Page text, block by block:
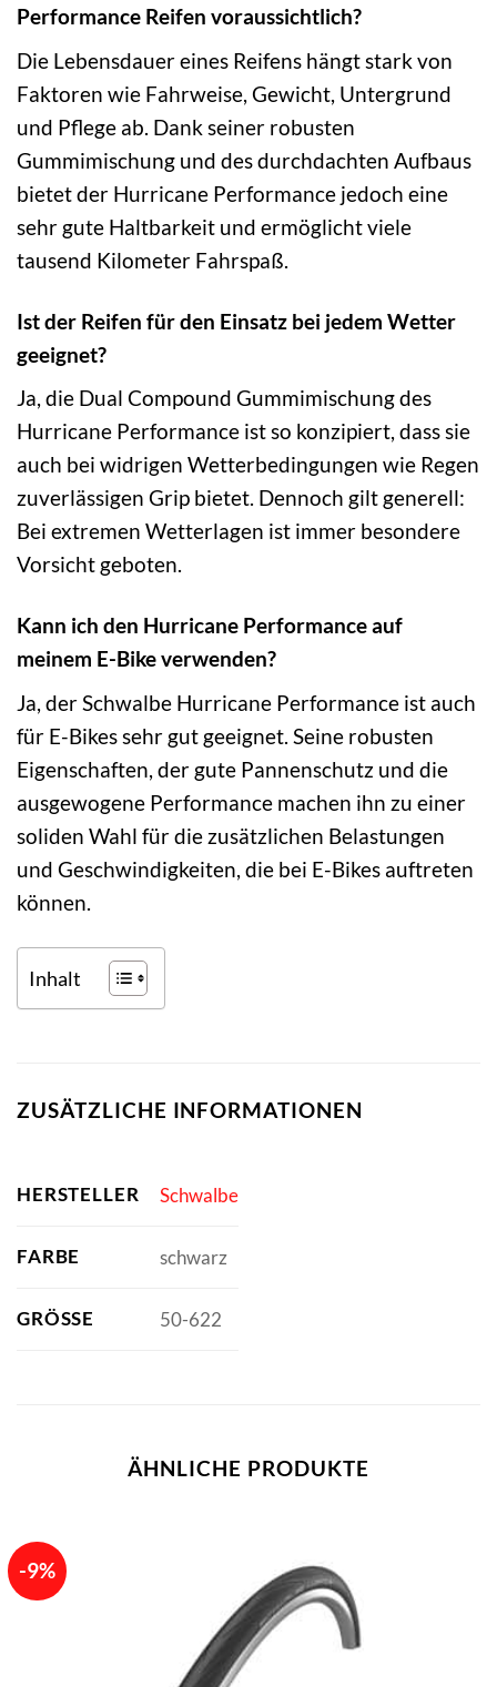
Performance Reifen voraussichtlich?
Die Lebensdauer eines Reifens hängt stark von
Faktoren wie Fahrweise, Gewicht, Untergrund
und Pflege ab. Dank seiner robusten
Gummimischung und des durchdachten Aufbaus
bietet der Hurricane Performance jedoch eine
sehr gute Haltbarkeit und ermöglicht viele
tausend Kilometer Fahrspaß.
Ist der Reifen für den Einsatz bei jedem Wetter
geeignet?
Ja, die Dual Compound Gummimischung des
Hurricane Performance ist so konzipiert, dass sie
auch bei widrigen Wetterbedingungen wie Regen
zuverlässigen Grip bietet. Dennoch gilt generell:
Bei extremen Wetterlagen ist immer besondere
Vorsicht geboten.
Kann ich den Hurricane Performance auf
meinem E-Bike verwenden?
Ja, der Schwalbe Hurricane Performance ist auch
für E-Bikes sehr gut geeignet. Seine robusten
Eigenschaften, der gute Pannenschutz und die
ausgewogene Performance machen ihn zu einer
soliden Wahl für die zusätzlichen Belastungen
und Geschwindigkeiten, die bei E-Bikes auftreten
können.
Inhalt
ZUSÄTZLICHE INFORMATIONEN
HERSTELLER Schwalbe
FARBE schwarz
GRÖSSE 50-622
ÄHNLICHE PRODUKTE
-9%